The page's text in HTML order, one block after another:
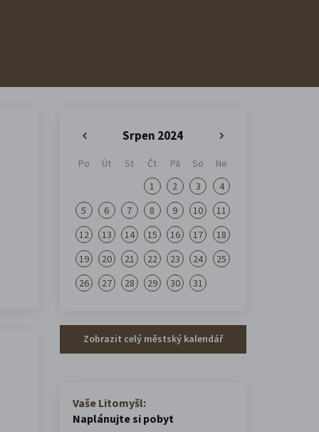
Srpen 2024
Po Út St Čt Pá So
Ne
1
2 3
4
5
6 7 8 9 10
11
12
13 14 15 16 17
18
19
20 21 22 23 24
25
26
27 28 29 30 31
Zobrazit celý městský kalendář
Vaše Litomyšl:
Naplánujte si pobyt